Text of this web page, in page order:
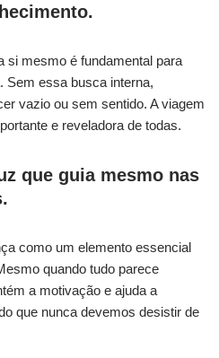
si mesmo é fundamental para
Sem essa busca interna,
vazio ou sem sentido. A viagem
e reveladora de todas.
que guia mesmo nas
como um elemento essencial
quando tudo parece
a motivação e ajuda a
que nunca devemos desistir de